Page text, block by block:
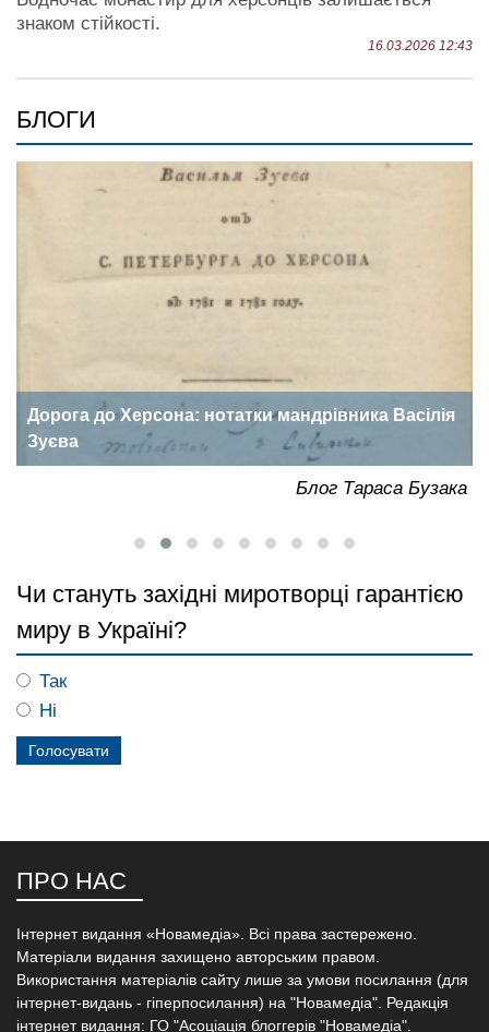
знаком стійкості.
16.03.2026 12:43
БЛОГИ
Дорога до Херсона: нотатки мандрівника Васілія
Зуєва
Блог Тараса Бузака
Чи стануть західні миротворці гарантією
миру в Україні?
Так
Ні
ПРО НАС
Інтернет видання «Новамедіа». Всі права застережено.
Матеріали видання захищено авторським правом.
Використання матеріалів сайту лише за умови посилання (для
інтернет-видань - гіперпосилання) на "Новамедіа". Редакція
інтернет видання: ГО "Асоціація блоггерів "Новамедіа".